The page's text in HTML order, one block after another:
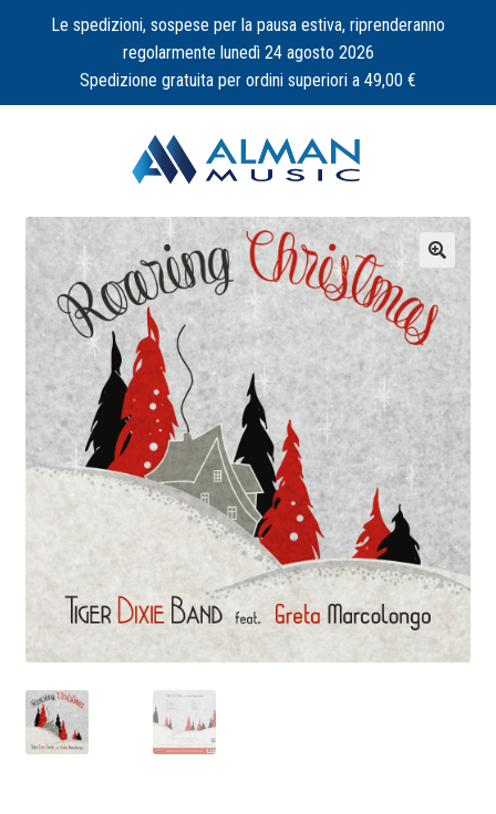
Le spedizioni, sospese per la pausa estiva, riprenderanno
regolarmente lunedì 24 agosto 2026
Spedizione gratuita per ordini superiori a 49,00 €
🔍